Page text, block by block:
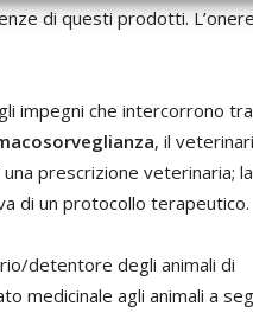
di questi prodotti.
impegni che intercorrono tra
, il
prescrizione veterinaria; la
di un protocollo terapeutico.
detentore degli animali di
medicinale agli animali a